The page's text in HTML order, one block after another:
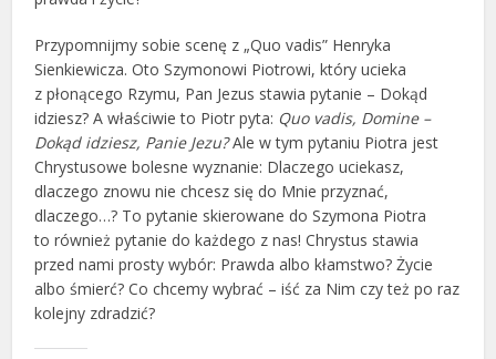
Przypomnijmy sobie scenę z „Quo vadis” Henryka
Sienkiewicza. Oto Szymonowi Piotrowi, który ucieka
z płonącego Rzymu, Pan Jezus stawia pytanie – Dokąd
idziesz? A właściwie to Piotr pyta: Quo vadis, Domine –
Dokąd idziesz, Panie Jezu?Ale w tym pytaniu Piotra jest
Chrystusowe bolesne wyznanie: Dlaczego uciekasz,
dlaczego znowu nie chcesz się do Mnie przyznać,
dlaczego…? To pytanie skierowane do Szymona Piotra
to również pytanie do każdego z nas! Chrystus stawia
przed nami prosty wybór: Prawda albo kłamstwo? Życie
albo śmierć? Co chcemy wybrać – iść za Nim czy też po raz
kolejny zdradzić?